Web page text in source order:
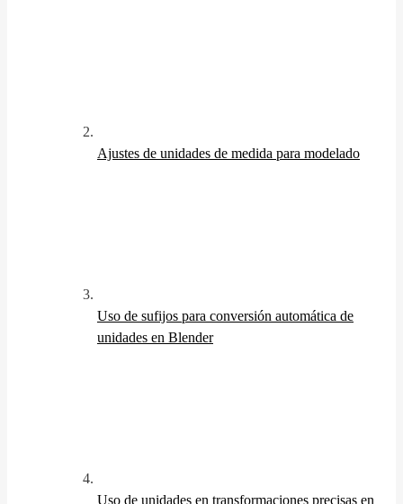
Ajustes de unidades de medida para modelado
Uso de sufijos para conversión automática de
unidades en Blender
Uso de unidades en transformaciones precisas en